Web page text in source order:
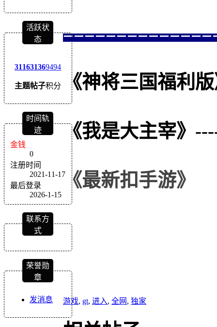
活跃状
态
3116
主题
3136
帖子
9494
积分
时间轨
迹
金钱
0
注册时间
2021-11-17
最后登录
2026-1-15
联系方
式
荣誉勋
章
发消息
《神将三国福利
《我是大主宰》
《最新扣 手游》
游戏, gt, 进入, 全网 , 独家